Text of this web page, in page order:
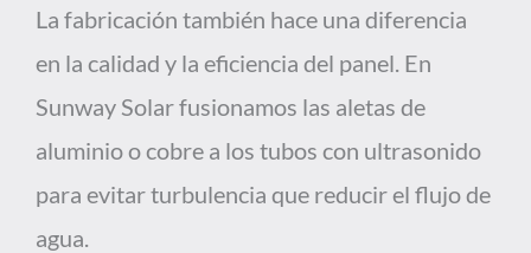
La fabricación también hace una diferencia
en la calidad y la eficiencia del panel. En
Sunway Solar fusionamos las aletas de
aluminio o cobre a los tubos con ultrasonido
para evitar turbulencia que reducir el flujo de
agua.